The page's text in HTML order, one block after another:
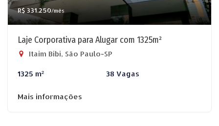
R$ 331.250/mês
Laje Corporativa para Alugar com 1325m²
Itaim Bibi, São Paulo-SP
1325 m² 38 Vagas
Mais informações